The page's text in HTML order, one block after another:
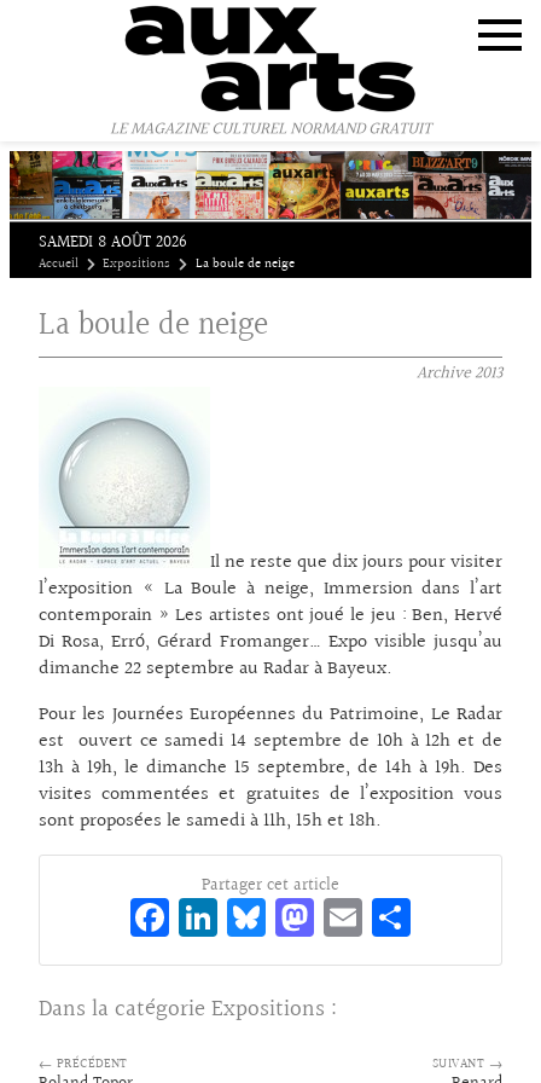
LE MAGAZINE CULTUREL NORMAND GRATUIT
SAMEDI 8 AOÛT 2026
Accueil Expositions La boule de neige
La boule de neige
Archive2013
Il ne reste que dix jours pour visiter
l’exposition « La Boule à neige, Immersion dans l’art
contemporain » Les artistes ont joué le jeu : Ben, Hervé
Di Rosa, Erró, Gérard Fromanger… Expo visible jusqu’au
dimanche 22 septembre au Radar à Bayeux.
Pour les Journées Européennes du Patrimoine, Le Radar
est ouvert ce samedi 14 septembre de 10h à 12h et de
13h à 19h, le dimanche 15 septembre, de 14h à 19h. Des
visites commentées et gratuites de l’exposition vous
sont proposées le samedi à 11h, 15h et 18h.
Partager cet article
Fa
ce
bo
o
Li
n
ke
dI
Bl
ue
sk
y
M
as
to
d
E
m rt
Dans la catégorie Expositions :
← PRÉCÉDENT SUIVANT →
Panneau de gestion des cookies